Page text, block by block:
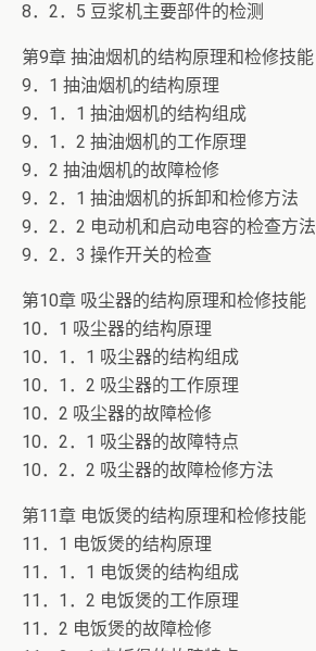
8．2．5 豆浆机主要部件的检测
第9章 抽油烟机的结构原理和检修技能
9．1 抽油烟机的结构原理
9．1．1 抽油烟机的结构组成
9．1．2 抽油烟机的工作原理
9．2 抽油烟机的故障检修
9．2．1 抽油烟机的拆卸和检修方法
9．2．2 电动机和启动电容的检查方法
9．2．3 操作开关的检查
第10章 吸尘器的结构原理和检修技能
10．1 吸尘器的结构原理
10．1．1 吸尘器的结构组成
10．1．2 吸尘器的工作原理
10．2 吸尘器的故障检修
10．2．1 吸尘器的故障特点
10．2．2 吸尘器的故障检修方法
第11章 电饭煲的结构原理和检修技能
11．1 电饭煲的结构原理
11．1．1 电饭煲的结构组成
11．1．2 电饭煲的工作原理
11．2 电饭煲的故障检修